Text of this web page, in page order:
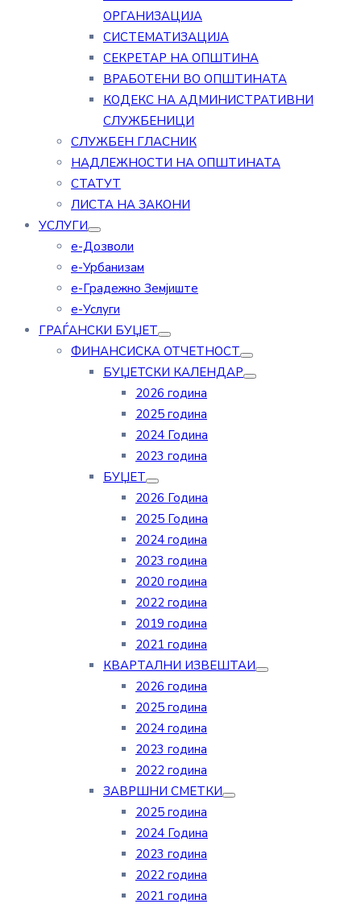
ОРГАНИЗАЦИЈА
СИСТЕМАТИЗАЦИЈА
СЕКРЕТАР НА ОПШТИНА
ВРАБОТЕНИ ВО ОПШТИНАТА
КОДЕКС НА АДМИНИСТРАТИВНИ
СЛУЖБЕНИЦИ
СЛУЖБЕН ГЛАСНИК
НАДЛЕЖНОСТИ НА ОПШТИНАТА
СТАТУТ
ЛИСТА НА ЗАКОНИ
УСЛУГИ
е-Дозволи
е-Урбанизам
е-Градежно Земјиште
е-Услуги
ГРАЃАНСКИ БУЏЕТ
ФИНАНСИСКА ОТЧЕТНОСТ
БУЏЕТСКИ КАЛЕНДАР
2026 година
2025 година
2024 Година
2023 година
БУЏЕТ
2026 Година
2025 Година
2024 година
2023 година
2020 година
2022 година
2019 година
2021 година
КВАРТАЛНИ ИЗВЕШТАИ
2026 година
2025 година
2024 година
2023 година
2022 година
ЗАВРШНИ СМЕТКИ
2025 година
2024 Година
2023 година
2022 година
2021 година